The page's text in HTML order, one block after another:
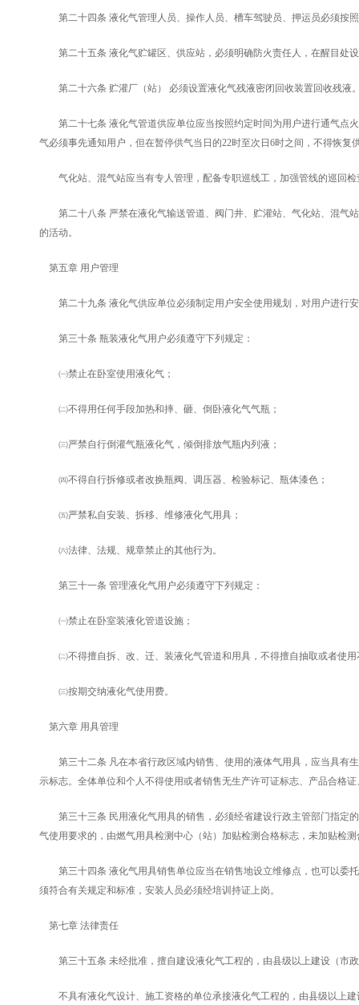
第二十四条 液化气管理人员、操作人员、槽车驾驶员、押运员必须按
第二十五条 液化气贮罐区、供应站，必须明确防火责任人，在醒目处
第二十六条 贮灌厂（站） 必须设置液化气残液密闭回收装置回收残液
第二十七条 液化气管道供应单位应当按照约定时间为用户进行通气点
气必须事先通知用户，但在暂停供气当日的22时至次日6时之间，不得恢复
气化站、混气站应当有专人管理，配备专职巡线工，加强管线的巡回检
第二十八条 严禁在液化气输送管道、阀门井、贮灌站、气化站、混气
的活动。
第五章 用户管理
第二十九条 液化气供应单位必须制定用户安全使用规划，对用户进行
第三十条 瓶装液化气用户必须遵守下列规定：
㈠禁止在卧室使用液化气；
㈡不得用任何手段加热和摔、砸、倒卧液化气气瓶；
㈢严禁自行倒灌气瓶液化气，倾倒排放气瓶内列液；
㈣不得自行拆修或者改换瓶阀、调压器、检验标记、瓶体漆色；
㈤严禁私自安装、拆移、维修液化气用具；
㈥法律、法规、规章禁止的其他行为。
第三十一条 管理液化气用户必须遵守下列规定：
㈠禁止在卧室装液化管道设施；
㈡不得擅自拆、改、迁、装液化气管道和用具，不得擅自抽取或者使用
㈢按期交纳液化气使用费。
第六章 用具管理
第三十二条 凡在本省行政区域内销售、使用的液体气用具，应当具有
示标志。全体单位和个人不得使用或者销售无生产许可证标志、产品合格
第三十三条 民用液化气用具的销售，必须经省建设行政主管部门指定
气使用要求的，由燃气用具检测中心（站）加贴检测合格标志，未加贴检
第三十四条 液化气用具销售单位应当在销售地设立维修点，也可以委
须符合有关规定和标准，安装人员必须经培训持证上岗。
第七章 法律责任
第三十五条 未经批准，擅自建设液化气工程的，由县级以上建设（市
不具有液化气设计、施工资格的单位承接液化气工程的，由县级以上建